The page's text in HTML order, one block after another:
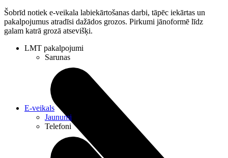
Šobrīd notiek e-veikala labiekārtošanas darbi, tāpēc iekārtas un
pakalpojumus atradīsi dažādos grozos. Pirkumi jānoformē līdz
galam katrā grozā atsevišķi.
LMT pakalpojumi
Sarunas
E-veikals
Jaunumi
Telefoni